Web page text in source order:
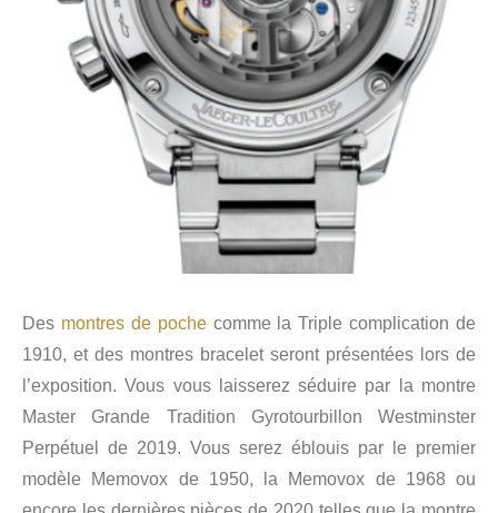
Des montres de pochecomme la Triple complication de
1910, et des montres bracelet seront présentées lors de
l’exposition. Vous vous laisserez séduire par la montre
Master Grande Tradition Gyrotourbillon Westminster
Perpétuel de 2019. Vous serez éblouis par le premier
modèle Memovox de 1950, la Memovox de 1968 ou